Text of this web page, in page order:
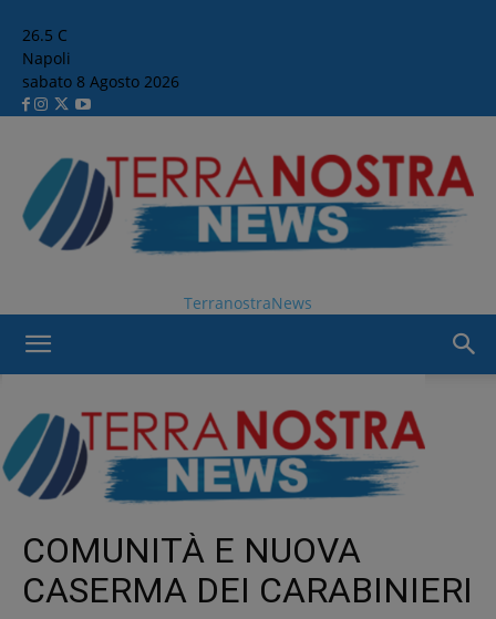
26.5 C
Napoli
sabato 8 Agosto 2026
TerranostraNews
Comunicati Stampa Good News Le nostre Rubriche
POLLICA COSTRUISCE IL
FUTURO: SANITÀ DI
COMUNITÀ E NUOVA
CASERMA DEI CARABINIERI